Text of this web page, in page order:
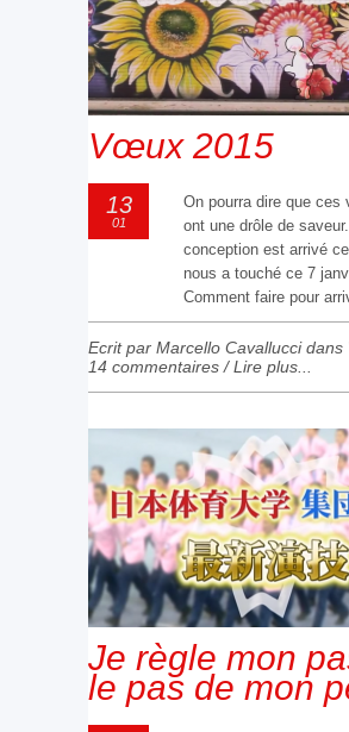
Vœux 2015
13
01
On pourra dire que ces
ont une drôle de
conception est arrivé
nous a touché ce 7
Comment faire pour
Ecrit par Marcello Cavallucci dans
14 commentaires/Lire plus...
Je règle mon
le pas de mon